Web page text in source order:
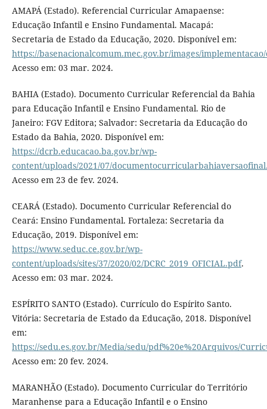
AMAPÁ (Estado). Referencial Curricular Amapaense:
Educação Infantil e Ensino Fundamental. Macapá:
Secretaria de Estado da Educação, 2020. Disponível em:
https://basenacionalcomum.mec.gov.br/images/
Acesso em: 03 mar. 2024.
BAHIA (Estado). Documento Curricular Referencial da Bahia
para Educação Infantil e Ensino Fundamental. Rio de
Janeiro: FGV Editora; Salvador: Secretaria da Educação do
Estado da Bahia, 2020. Disponível em:
https://dcrb.educacao.ba.gov.br/wp-
content/uploads/2021/07/
Acesso em 23 de fev. 2024.
CEARÁ (Estado). Documento Curricular Referencial do
Ceará: Ensino Fundamental. Fortaleza: Secretaria da
Educação, 2019. Disponível em:
https://www.seduc.ce.gov.br/wp-
content/uploads/sites/37/2020/02/DCRC_2019_OFICIAL.pdf.
Acesso em: 03 mar. 2024.
ESPÍRITO SANTO (Estado). Currículo do Espírito Santo.
Vitória: Secretaria de Estado da Educação, 2018. Disponível
em:
https://sedu.es.gov.br/Media/sedu/pdf%20e%20Arquivos/
Acesso em: 20 fev. 2024.
MARANHÃO (Estado). Documento Curricular do Território
Maranhense para a Educação Infantil e o Ensino